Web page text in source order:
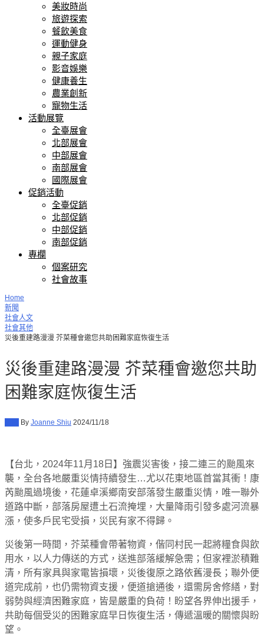
美妝時尚
旅遊探索
餐飲美食
運動健身
親子家庭
影音娛樂
健康養生
農業創新
寵物生活
活動展覽
全臺展會
北部展會
中部展會
南部展會
國際展會
促銷活動
全臺促銷
北部促銷
中部促銷
南部促銷
專欄
個案研究
社會故事
Home
新聞
社會人文
社會其他
災後重建路漫漫 芥菜種會邀您共助困難家庭恢復生活
災後重建路漫漫 芥菜種會邀您共助
困難家庭恢復生活
By Joanne Shiu 2024/11/18
【台北，2024年11月18日】強震災害後，接二連三的颱風來
襲，全台各地嚴重災情持續發生…尤以花東地區首當其衝！康
芮颱風過境後，花蓮卓溪鄉南安部落發生嚴重災情，唯一聯外
道路中斷，部落房屋遭土石流掩埋，大量降雨引發多處河流暴
漲，使多戶民宅受損，災民有家不得歸。
災後第一時間，芥菜種會帶著物資，偕同村民一起將糧食與飲
用水，以人力傳送的方式，送進部落緩解急需；但家裡淤積難
清，所有家具與家電皆損壞，災後復原之路依舊漫長；聯外便
道完成前，也仍需物資支援，便道搶通後，還需房舍修繕，對
弱勢與經濟困難家庭，皆是嚴重的負荷！盼望各界伸出援手，
共助每個受災的困難家庭早日恢復生活，傳遞溫暖的關懷與盼
望。